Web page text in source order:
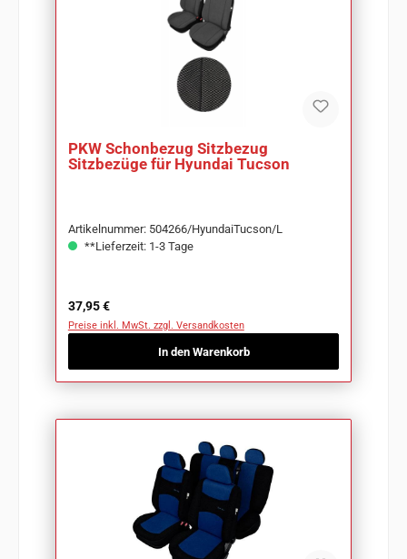
PKW Schonbezug Sitzbezug
Sitzbezüge für Hyundai Tucson
Artikelnummer: 504266/HyundaiTucson/L
**Lieferzeit: 1-3 Tage
Regulärer Preis:
37,95 €
Preise inkl. MwSt. zzgl. Versandkosten
In den Warenkorb